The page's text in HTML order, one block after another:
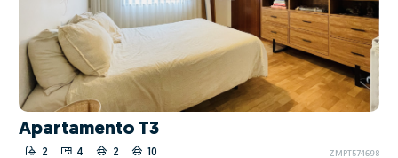
Apartamento T3
2 4 2 10 ZMPT574698